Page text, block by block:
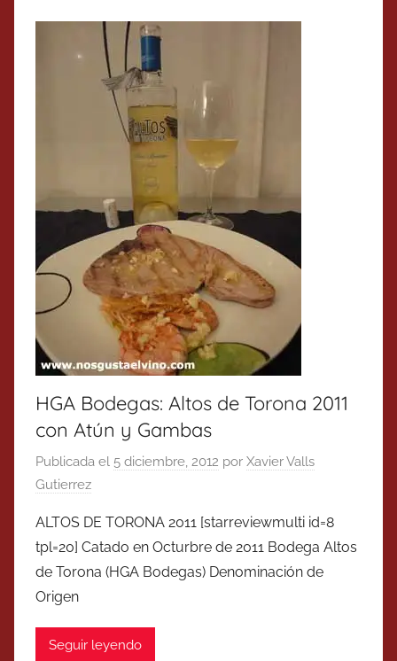
HGA Bodegas: Altos de Torona 2011
con Atún y Gambas
Publicada el 5 diciembre, 2012 por Xavier Valls
Gutierrez
ALTOS DE TORONA 2011 [starreviewmulti id=8
tpl=20] Catado en Octurbre de 2011 Bodega Altos
de Torona (HGA Bodegas) Denominación de
Origen
Seguir leyendo